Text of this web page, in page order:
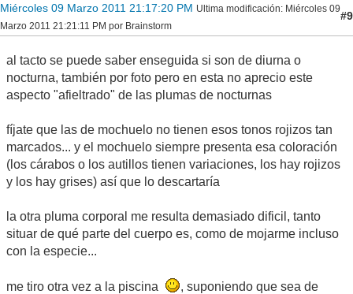
Miércoles 09 Marzo 2011 21:17:20 PM Ultima modificación: Miércoles 09
Marzo 2011 21:21:11 PM por Brainstorm
#9
al tacto se puede saber enseguida si son de diurna o
nocturna, también por foto pero en esta no aprecio este
aspecto "afieltrado" de las plumas de nocturnas
fíjate que las de mochuelo no tienen esos tonos rojizos tan
marcados... y el mochuelo siempre presenta esa coloración
(los cárabos o los autillos tienen variaciones, los hay rojizos
y los hay grises) así que lo descartaría
la otra pluma corporal me resulta demasiado dificil, tanto
situar de qué parte del cuerpo es, como de mojarme incluso
con la especie...
me tiro otra vez a la piscina
, suponiendo que sea de